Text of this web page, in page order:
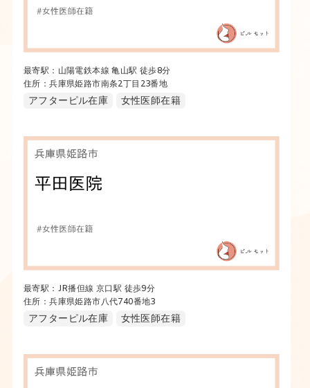
最寄駅：山陽電鉄本線 亀山駅 徒歩8分
住所：兵庫県姫路市南条2丁目23番地
アフターピル在庫 女性医師在籍
最寄駅：JR播但線 京口駅 徒歩9分
住所：兵庫県姫路市八代740番地3
アフターピル在庫 女性医師在籍